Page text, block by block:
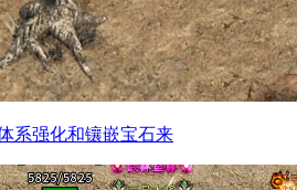
系强化和镶嵌宝石来